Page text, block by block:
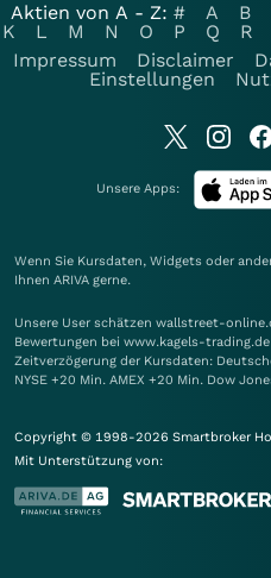
Aktien von A - Z: # A B
K
L M N O P Q R
Impressum
Disclaimer
Einstellungen
Unsere Apps:
Wenn Sie Kursdaten, Widgets oder
Ihnen ARIVA gerne.
Unsere User schätzen wallstreet-
Bewertungen bei www.kagels-trading.de
Zeitverzögerung der Kursdaten:
NYSE +20 Min. AMEX +20 Min. Dow
Copyright © 1998-2026 Smartbroker
Mit Unterstützung von: